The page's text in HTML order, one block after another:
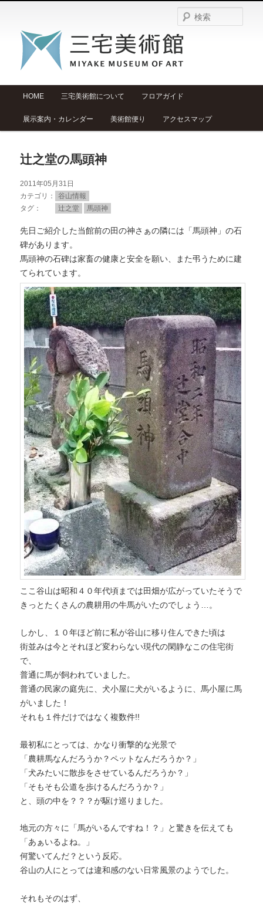
索
メ
メ
イ
ン
コ
ン
テ
ン
ツ
へ
移
動
サ
ブ
コ
ン
テ
ン
ツ
へ
移
動
HOME 三宅美術館について フロアガイド
展示案内・カレンダー 美術館便り アクセスマップ
辻之堂の馬頭神
2011年05月31日
カテゴリ
谷山情報
タグ
辻之堂 馬頭神
先日ご紹介した当館前の田の神さぁの隣には「馬頭神」の石
碑があります。
馬頭神の石碑は家畜の健康と安全を願い、また弔うために建
てられています。
ここ谷山は昭和４０年代頃までは田畑が広がっていたそうで
きっとたくさんの農耕用の牛馬がいたのでしょう…。
しかし、１０年ほど前に私が谷山に移り住んできた頃は
街並みは今とそれほど変わらない現代の閑静なこの住宅街
で、
普通に馬が飼われていました。
普通の民家の庭先に、犬小屋に犬がいるように、馬小屋に馬
がいました！
それも１件だけではなく複数件!!
最初私にとっては、かなり衝撃的な光景で
「農耕馬なんだろうか？ペットなんだろうか？」
「犬みたいに散歩をさせているんだろうか？」
「そもそも公道を歩けるんだろうか？」
と、頭の中を？？？が駆け巡りました。
地元の方々に「馬がいるんですね！？」と驚きを伝えても
「あぁいるよね。」
何驚いてんだ？という反応。
谷山の人にとっては違和感のない日常風景のようでした。
それもそのはず、